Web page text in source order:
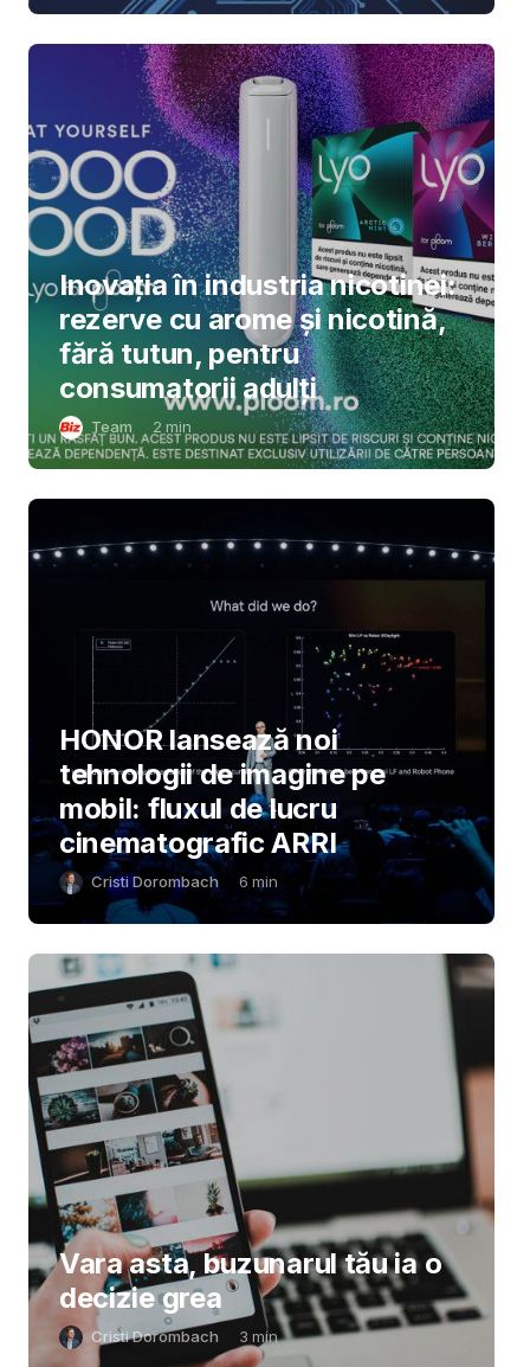
Inovația în industria nicotinei:
rezerve cu arome și nicotină,
fără tutun, pentru
consumatorii adulți
Team 2 min
HONOR lansează noi
tehnologii de imagine pe
mobil: fluxul de lucru
cinematografic ARRI
Cristi Dorombach 6 min
Vara asta, buzunarul tău ia o
decizie grea
Cristi Dorombach 3 min